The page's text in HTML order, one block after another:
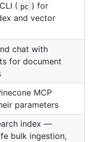
( pc ) for
and vector
chat with
for document
MCP
parameters
index —
bulk ingestion,